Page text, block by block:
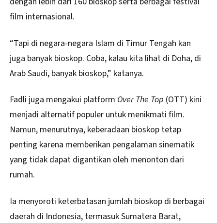
film internasional.
“Tapi di negara-negara Islam di Timur Tengah kan
juga banyak bioskop. Coba, kalau kita lihat di Doha, di
Arab Saudi, banyak bioskop,” katanya.
Fadli juga mengakui platform Over The Top (OTT) kini
menjadi alternatif populer untuk menikmati film.
Namun, menurutnya, keberadaan bioskop tetap
penting karena memberikan pengalaman sinematik
yang tidak dapat digantikan oleh menonton dari
rumah.
Ia menyoroti keterbatasan jumlah bioskop di berbagai
daerah di Indonesia, termasuk Sumatera Barat,